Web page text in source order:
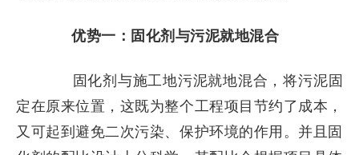
优势一：固化剂与污泥就地混合
固化剂与施工地污泥就地混合，将污泥固
定在原来位置，这既为整个工程项目节约了成本，
又可起到避免二次污染、保护环境的作用。并且固